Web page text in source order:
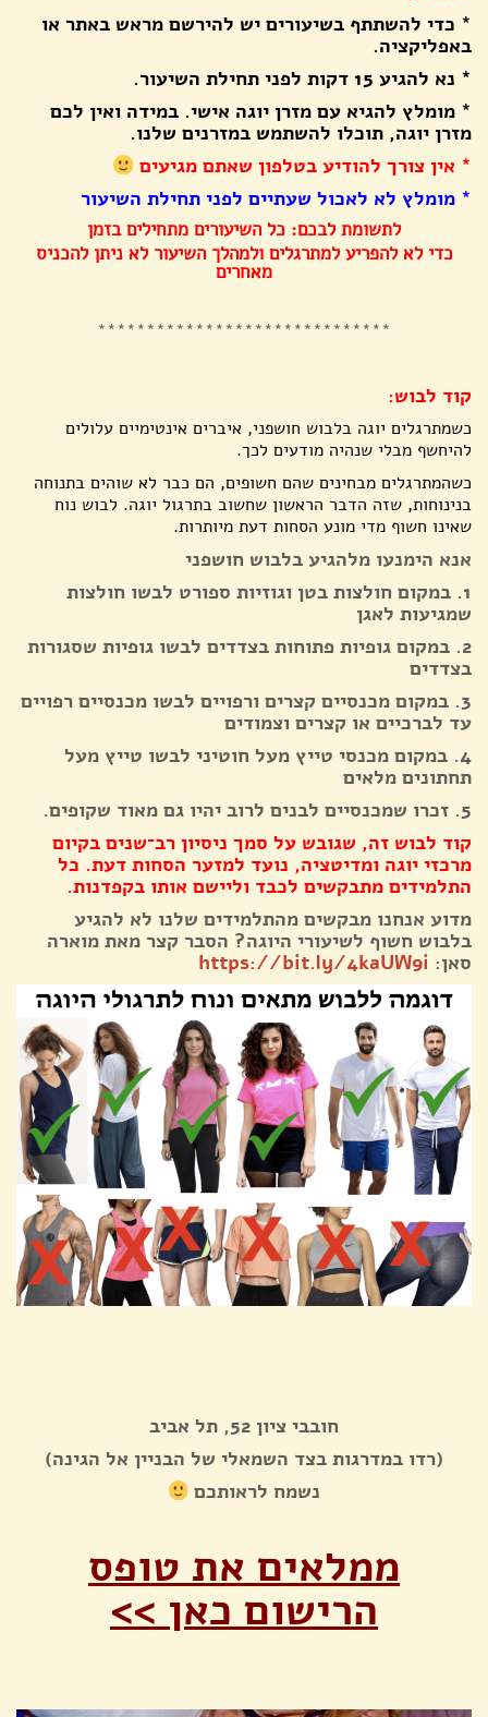
* כדי להשתתף בשיעורים יש להירשם מראש באתר או
באפליקציה.
* נא להגיע 15 דקות לפני תחילת השיעור.
* מומלץ להגיא עם מזרן יוגה אישי. במידה ואין לכם
מזרן יוגה, תוכלו להשתמש במזרנים שלנו.
* אין צורך להודיע בטלפון שאתם מגיעים
* מומלץ לא לאכול שעתיים לפני תחילת השיעור
לתשומת לבכם: כל השיעורים מתחילים בזמן
כדי לא להפריע למתרגלים ולמהלך השיעור לא ניתן להכניס
מאחרים
******************************
קוד לבוש:
כשמתרגלים יוגה בלבוש חושפני, איברים אינטימיים עלולים
להיחשף מבלי שנהיה מודעים לכך.
כשהמתרגלים מבחינים שהם חשופים, הם כבר לא שוהים בתנוחה
בנינוחות, שזה הדבר הראשון שחשוב בתרגול יוגה. לבוש נוח
שאינו חשוף מדי מונע הסחות דעת מיותרות.
אנא הימנעו מלהגיע בלבוש חושפני
1.⁠ ⁠במקום חולצות בטן וגוזיות ספורט לבשו חולצות
שמגיעות לאגן
2.⁠ ⁠במקום גופיות פתוחות בצדדים לבשו גופיות שסגורות
בצדדים
3.⁠ ⁠במקום מכנסיים קצרים ורפויים לבשו מכנסיים רפויים
עד לברכיים או קצרים וצמודים
4.⁠ ⁠במקום מכנסי טייץ מעל חוטיני לבשו טייץ מעל
תחתונים מלאים
5.⁠ ⁠זכרו שמכנסיים לבנים לרוב יהיו גם מאוד שקופים.
קוד לבוש זה, שגובש על סמך ניסיון רב־שנים בקיום
מרכזי יוגה ומדיטציה, נועד למזער הסחות דעת. כל
התלמידים מתבקשים לכבד וליישם אותו בקפדנות.
מדוע אנחנו מבקשים מהתלמידים שלנו לא להגיע
בלבוש חשוף לשיעורי היוגה? הסבר קצר מאת מוארה
סאן: https://bit.ly/4kaUW9i
חובבי ציון 52, תל אביב
(רדו במדרגות בצד השמאלי של הבניין אל הגינה)
נשמח לראותכם
ממלאים את טופס
הרישום כאן >>